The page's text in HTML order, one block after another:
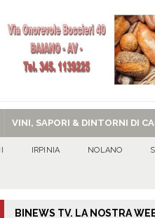
VINI, SAPORI & DINTORNI DI
IRPINIA NOLANO
BINEWS TV. LA NOSTRA